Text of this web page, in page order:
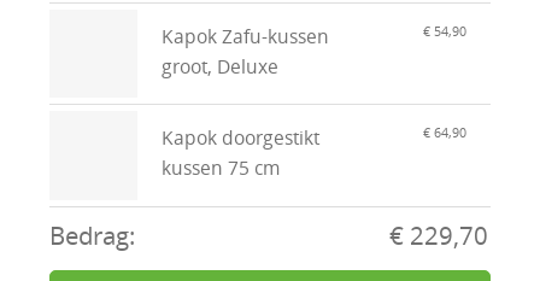
Kapok Zafu-kussen
groot, Deluxe
€ 54,90
Kapok doorgestikt
kussen 75 cm
€ 64,90
Bedrag: € 229,70